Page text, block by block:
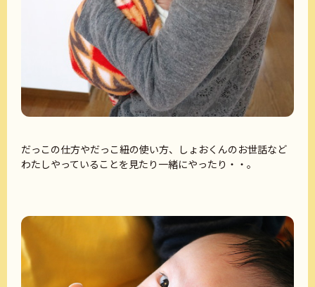
だっこの仕方やだっこ紐の使い方、しょおくんのお世話など
わたしやっていることを見たり一緒にやったり・・。